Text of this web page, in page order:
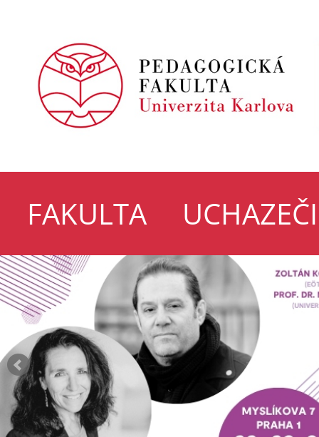
FAKULTA UCHAZEČI